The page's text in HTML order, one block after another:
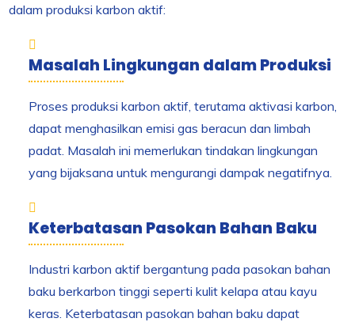
dalam produksi karbon aktif:
Masalah Lingkungan dalam Produksi
Proses produksi karbon aktif, terutama aktivasi karbon,
dapat menghasilkan emisi gas beracun dan limbah
padat. Masalah ini memerlukan tindakan lingkungan
yang bijaksana untuk mengurangi dampak negatifnya.
Keterbatasan Pasokan Bahan Baku
Industri karbon aktif bergantung pada pasokan bahan
baku berkarbon tinggi seperti kulit kelapa atau kayu
keras. Keterbatasan pasokan bahan baku dapat